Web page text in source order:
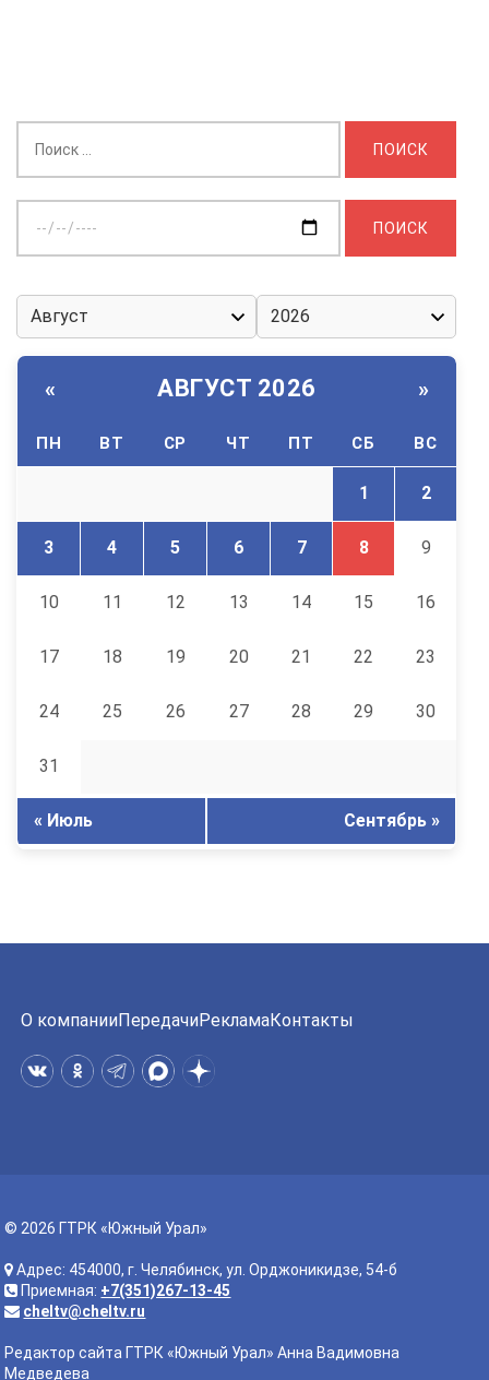
дату:
« АВГУСТ 2026 »
ПН ВТ СР ЧТ ПТ СБ ВС
1 2
3 4 5 6 7 8 9
10 11 12 13 14 15 16
17 18 19 20 21 22 23
24 25 26 27 28 29 30
31
« Июль Сентябрь »
О компанииПередачиРекламаКонтакты
© 2026 ГТРК «Южный Урал»
Адрес: 454000, г. Челябинск, ул. Орджоникидзе, 54-б
Приемная: +7(351)267-13-45
cheltv@cheltv.ru
Редактор сайта ГТРК «Южный Урал» Анна Вадимовна
Медведева